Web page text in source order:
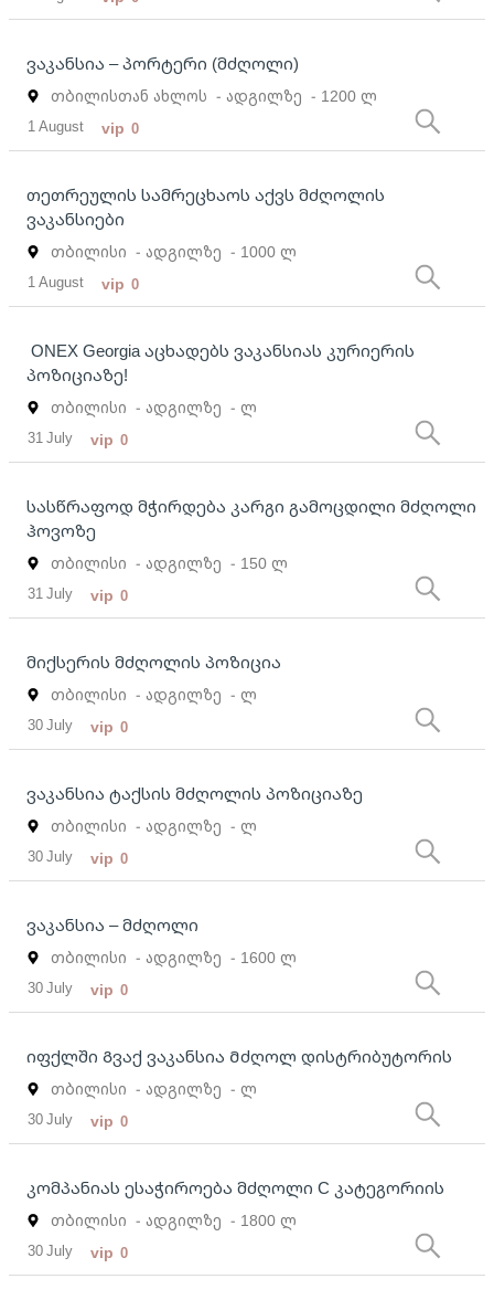
ვაკანსია – პორტერი (მძღოლი)
თბილისთან ახლოს - ადგილზე - 1200 ლ
1 August vip 0
თეთრეულის სამრეცხაოს აქვს მძღოლის
ვაკანსიები
თბილისი - ადგილზე - 1000 ლ
1 August vip 0
ONEX Georgia აცხადებს ვაკანსიას კურიერის
პოზიციაზე!
თბილისი - ადგილზე - ლ
31 July vip 0
სასწრაფოდ მჭირდება კარგი გამოცდილი მძღოლი
ჰოვოზე
თბილისი - ადგილზე - 150 ლ
31 July vip 0
მიქსერის მძღოლის პოზიცია
თბილისი - ადგილზე - ლ
30 July vip 0
ვაკანსია ტაქსის მძღოლის პოზიციაზე
თბილისი - ადგილზე - ლ
30 July vip 0
ვაკანსია – მძღოლი
თბილისი - ადგილზე - 1600 ლ
30 July vip 0
იფქლში Გვაქ ვაკანსია Მძღოლ დისტრიბუტორის
თბილისი - ადგილზე - ლ
30 July vip 0
კომპანიას ესაჭიროება მძღოლი C კატეგორიის
თბილისი - ადგილზე - 1800 ლ
30 July vip 0